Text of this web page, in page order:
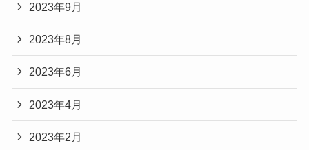
2023年9月
2023年8月
2023年6月
2023年4月
2023年2月